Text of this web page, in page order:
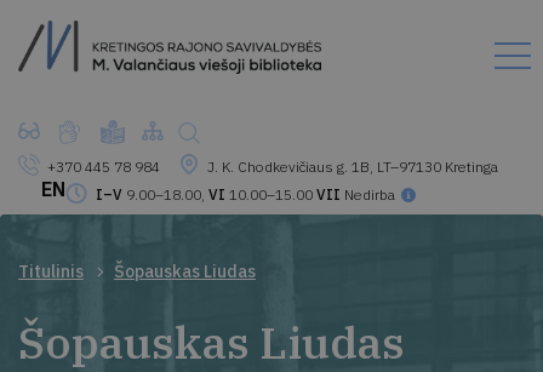
+370 445 78 984
J. K. Chodkevičiaus g. 1B, LT–97130 Kretinga
I–V 9.00–18.00, VI 10.00–15.00 VII Nedirba
EN
Titulinis Šopauskas Liudas
Šopauskas Liudas